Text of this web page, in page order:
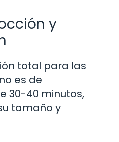
y
total para las
es de
30-40 minutos,
tamaño y